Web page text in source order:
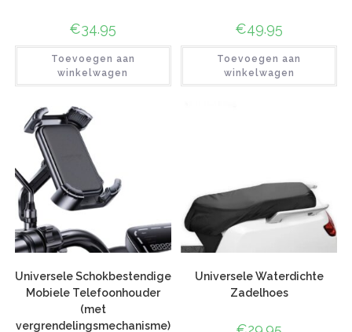
€34.95
Toevoegen aan
winkelwagen
€49.95
Toevoegen aan
winkelwagen
Universele Schokbestendige
Mobiele Telefoonhouder
(met
vergrendelingsmechanisme)
Universele Waterdichte
Zadelhoes